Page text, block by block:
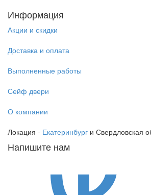
Информация
Акции и скидки
Доставка и оплата
Выполненные работы
Сейф двери
О компании
Локация - Екатеринбург и Свердловская
Напишите нам